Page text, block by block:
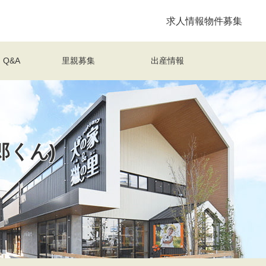
求人情報物件募集
Q&A 里親募集 出産情報
くん)